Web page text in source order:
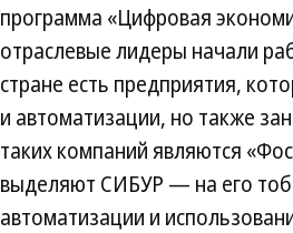
программа «Цифровая
отраслевые лидеры начали
стране есть предприятия,
и автоматизации, но также
таких компаний являются
выделяют СИБУР — на его
автоматизации и